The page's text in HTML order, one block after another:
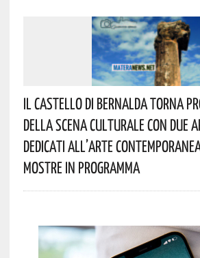
Il Castello Di Bernalda Torna
Della Scena Culturale Con Due
Dedicati All’arte
Mostre In Programma